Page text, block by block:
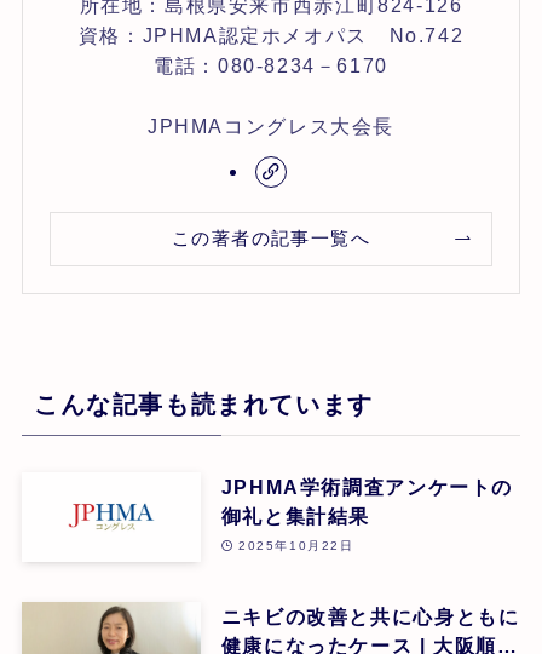
所在地：島根県安来市西赤江町824‐126
資格：JPHMA認定ホメオパス No.742
電話：080-8234－6170
JPHMAコングレス大会長
この著者の記事一覧へ
こんな記事も読まれています
JPHMA学術調査アンケートの
御礼と集計結果
2025年10月22日
ニキビの改善と共に心身ともに
健康になったケース | 大阪順子